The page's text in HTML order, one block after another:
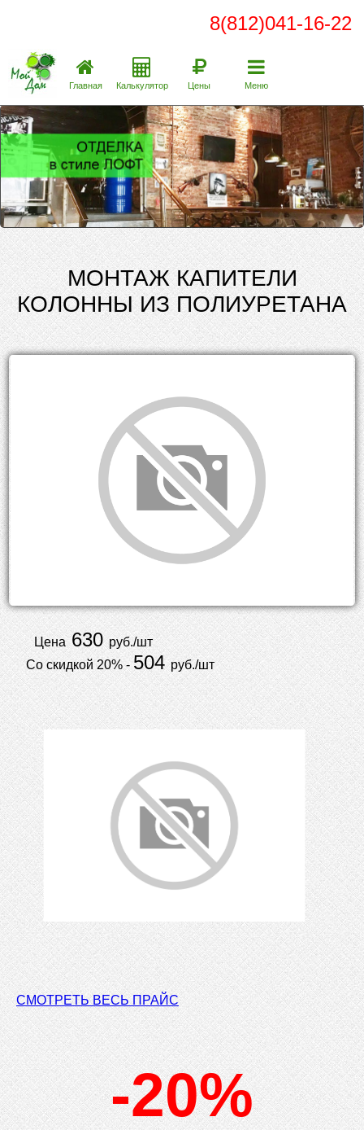
8(812)041-16-22
Главная Калькулятор Цены Меню
МОНТАЖ КАПИТЕЛИ
КОЛОННЫ ИЗ ПОЛИУРЕТАНА
Цена630руб./шт
Со скидкой 20% - 504руб./шт
СМОТРЕТЬ ВЕСЬ ПРАЙС
-20%